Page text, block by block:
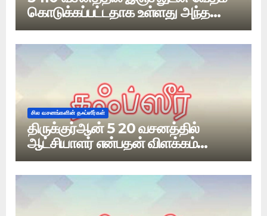
கொடுக்கப்பட்டதாக உள்ளது அந்த
வேதம் எது
சில வசனங்களின் தஃப்ஸீர்கள்
திருக்குர்ஆன் 5 20 வசனத்தில்
ஆட்சியாளர் என்பதன் விளக்கம்
என்ன?